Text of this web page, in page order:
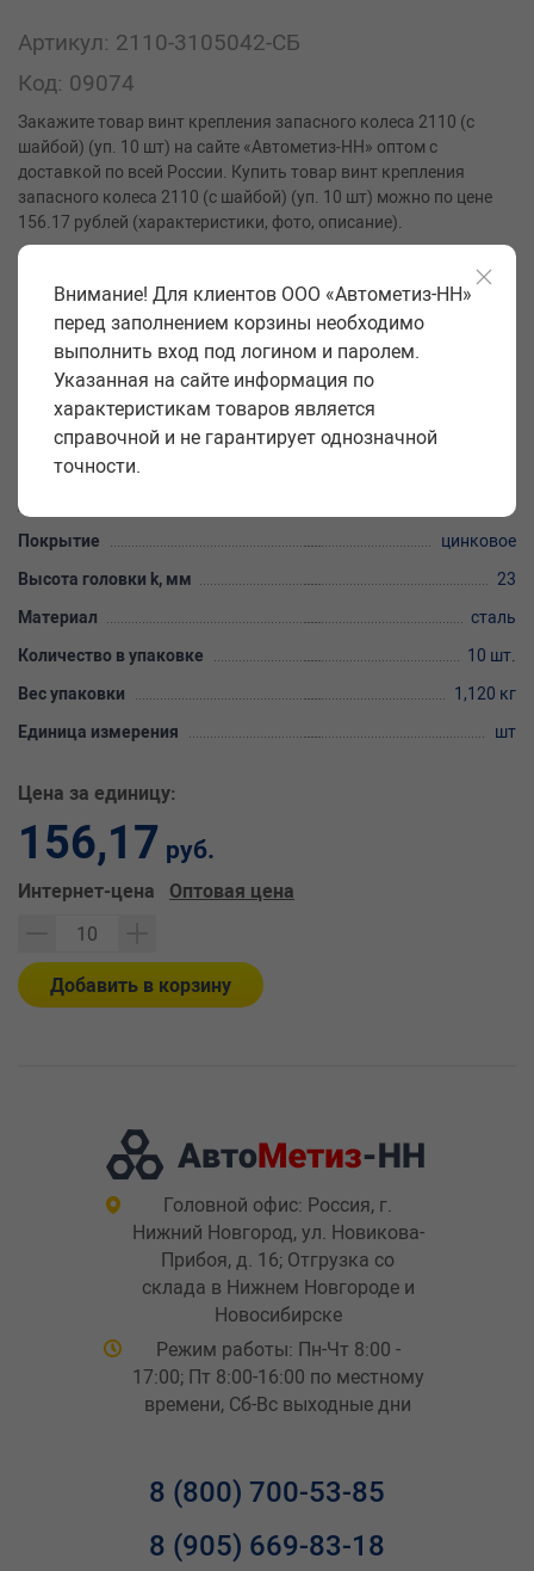
Артикул: 2110-3105042-СБ
Код: 09074
Закажите товар винт крепления запасного колеса 2110 (с
шайбой) (уп. 10 шт) на сайте «Автометиз-НН» оптом с
доставкой по всей России. Купить товар винт крепления
запасного колеса 2110 (с шайбой) (уп. 10 шт) можно по цене
156.17 рублей (характеристики, фото, описание).
РЗИ
Вид шлица
Диаметр головки D, мм
Диаметр резьбы и шаг d, мм
Длина винта технологическая l, мм
Длина резьбовой части b, мм
29
Покрытие
цинковое
Высота головки k, мм
23
Материал
сталь
Количество в упаковке
10 шт.
Вес упаковки
1,120 кг
Единица измерения
шт
Цена за единицу:
156,17 руб.
Интернет-цена Оптовая цена
Добавить в корзину
Головной офис: Россия, г.
Нижний Новгород, ул. Новикова-
Прибоя, д. 16; Отгрузка со
склада в Нижнем Новгороде и
Новосибирске
Режим работы: Пн-Чт 8:00 -
17:00; Пт 8:00-16:00 по местному
времени, Сб-Вс выходные дни
8 (800) 700-53-85
8 (905) 669-83-18
Внимание! Для клиентов ООО «Автометиз-НН»
перед заполнением корзины необходимо
выполнить вход под логином и паролем.
Указанная на сайте информация по
характеристикам товаров является
справочной и не гарантирует однозначной
точности.